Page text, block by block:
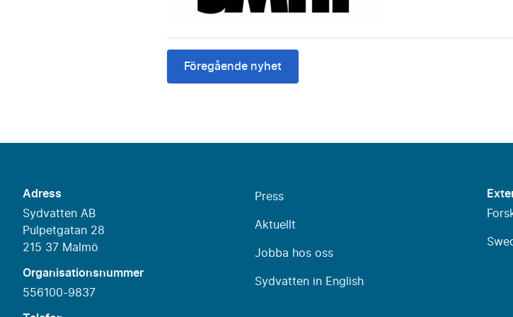
Föregående nyhet
Adress
Sydvatten AB
Pulpetgatan 28
215 37 Malmö
Organisationsnummer
556100-9837
Press
Aktuellt
Jobba hos oss
Sydvatten in English